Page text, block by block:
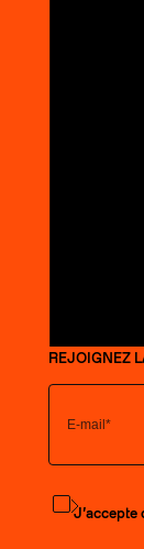
REJOIGNEZ
J’accepte